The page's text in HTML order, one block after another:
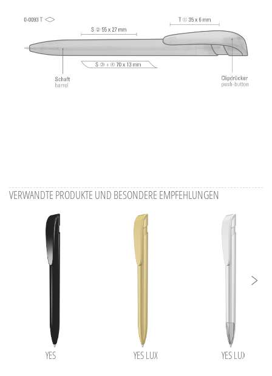
VERWANDTE PRODUKTE UND BESONDERE EMPFEHLUNGEN
YES YES LUX YES LUX SI